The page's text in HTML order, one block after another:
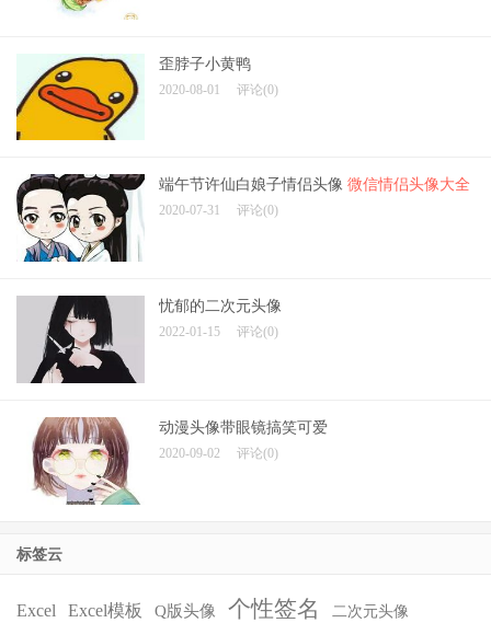
歪脖子小黄鸭
2020-08-01 评论(0)
端午节许仙白娘子情侣头像 微信情侣头像大全
2020-07-31 评论(0)
忧郁的二次元头像
2022-01-15 评论(0)
动漫头像带眼镜搞笑可爱
2020-09-02 评论(0)
标签云
Excel Excel模板 Q版头像 个性签名 二次元头像